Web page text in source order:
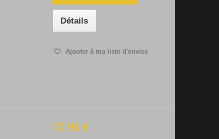
Détails
Ajouter à ma liste d'envies
10,95 €